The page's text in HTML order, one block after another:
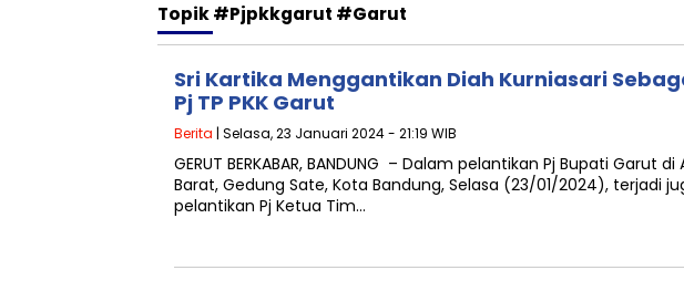
Topik#Pjpkkgarut #garut
Sri Kartika Menggantikan Diah Kurniasari
Pj TP PKK Garut
Berita | Selasa, 23 Januari 2024 - 21:19 WIB
GERUT BERKABAR, BANDUNG – Dalam pelantikan Pj Bupati Garut di
Barat, Gedung Sate, Kota Bandung, Selasa (23/01/2024), terjadi
pelantikan Pj Ketua Tim…